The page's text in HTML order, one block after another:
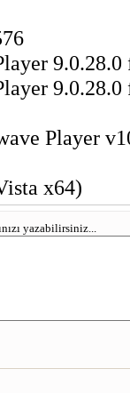
Player
x64)
yazabilirsiniz...